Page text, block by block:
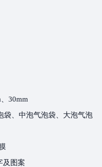
30mm
袋、中泡气泡袋、大泡气泡
及图案